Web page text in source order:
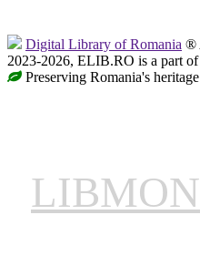
Digital Library of Romania ®
2023-2026, ELIB.RO is a part
Preserving Romania's heritage